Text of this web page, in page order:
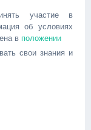
участие в
об условиях
в положении
свои знания и